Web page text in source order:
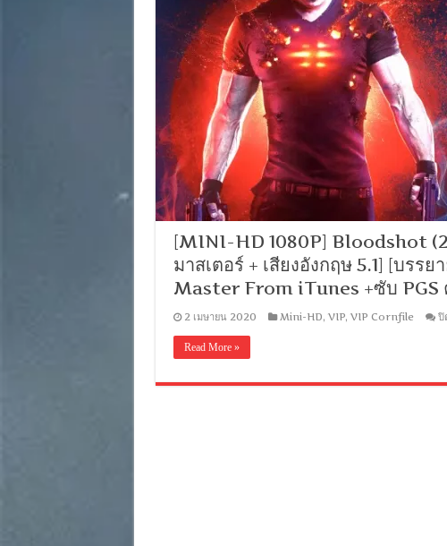
[MINI-HD 1080P] Bloodshot
มาสเตอร์ + เสียงอังกฤษ 5.1] [บรร
Master From iTunes +ซับ PGS
2 เมษายน 2020 Mini-HD, VIP, VIP Cornfile ปิ
Read More »